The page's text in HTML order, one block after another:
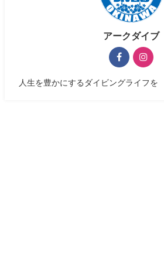
アークダイブ
人生を豊かにするダイビングライフを